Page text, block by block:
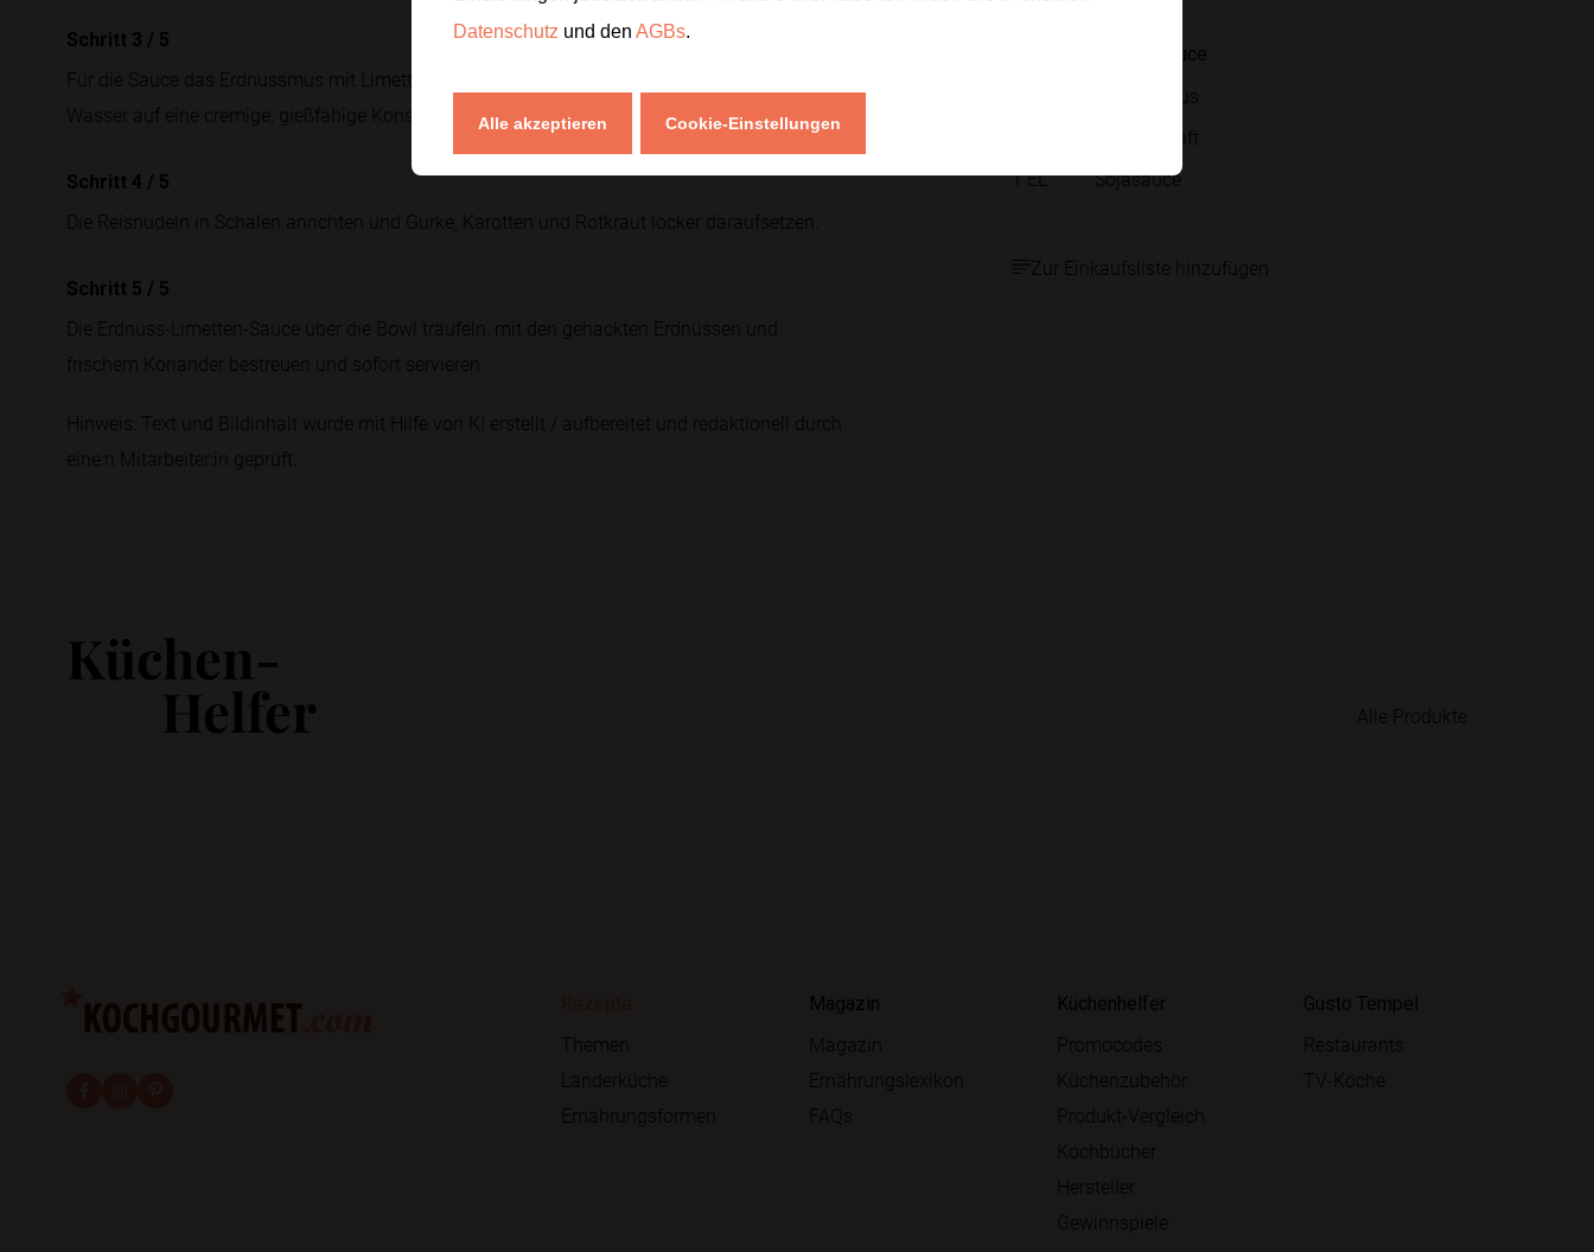
Für die Sauce
Erdnussmus
Limettensaft
1EL Sojasauce
Zur Einkaufsliste hinzufügen
Schritt 3 / 5
Für die Sauce das Erdnussmus mit Limettensaft und Sojasauce glatt rühren und mit etwas
Wasser auf eine cremige, gießfähige Konsistenz bringen.
Schritt 4 / 5
Die Reisnudeln in Schalen anrichten und Gurke, Karotten und Rotkraut locker daraufsetzen.
Schritt 5 / 5
Die Erdnuss-Limetten-Sauce über die Bowl träufeln, mit den gehackten Erdnüssen und
frischem Koriander bestreuen und sofort servieren.
Hinweis: Text und Bildinhalt wurde mit Hilfe von KI erstellt / aufbereitet und redaktionell durch
eine:n Mitarbeiter:in geprüft.
Küchen-
Helfer Alle Produkte
Themen
Länderküche
Ernährungsformen
Magazin
Magazin
Ernährungslexikon
FAQs
Küchenhelfer
Promocodes
Küchenzubehör
Produkt-Vergleich
Kochbücher
Hersteller
Gewinnspiele
Gusto Tempel
Restaurants
TV-Köche
Datenschutz und den AGBs.
Alle akzeptieren Cookie-Einstellungen